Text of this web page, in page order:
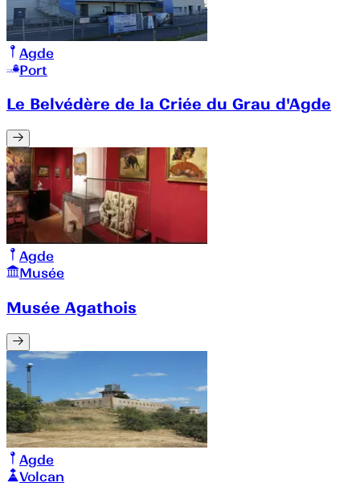
Agde
Port
Le Belvédère de la Criée du Grau d'Agde
Agde
Musée
Musée Agathois
Agde
Volcan